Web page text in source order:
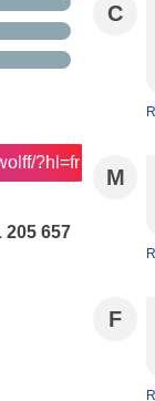
?hl=fr
205 657
C
M
F